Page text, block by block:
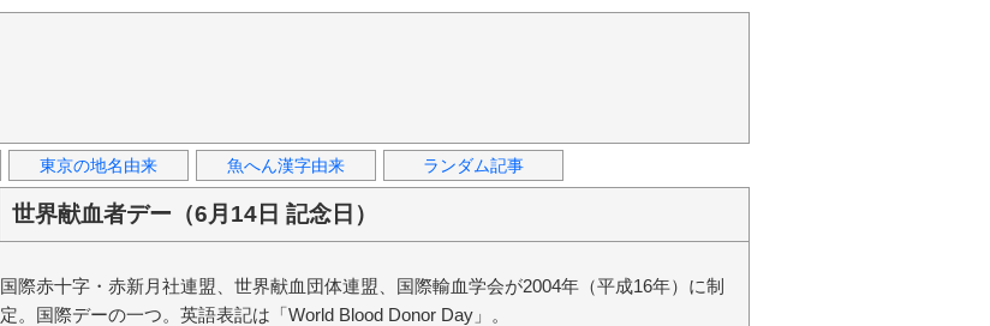
東京の地名由来 魚へん漢字由来 ランダム記事
世界献血者デー（6月14日 記念日）
国際赤十字・赤新月社連盟、世界献血団体連盟、国際輸血学会が2004年（平成16年）に制
定。国際デーの一つ。英語表記は「World Blood Donor Day」。